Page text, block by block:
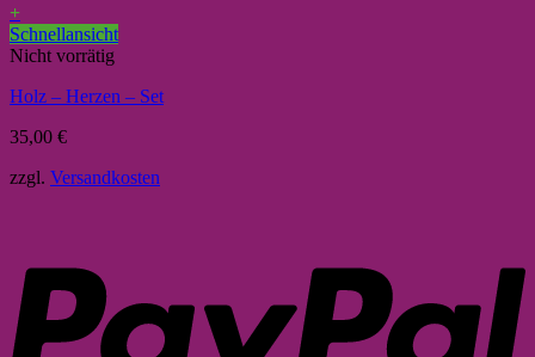
+
Schnellansicht
Nicht vorrätig
Holz – Herzen – Set
35,00 €
zzgl. Versandkosten